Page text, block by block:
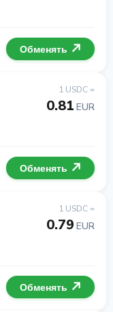
Обменять
1 USDC =
0.81 EUR
Обменять
1 USDC =
0.79 EUR
Обменять